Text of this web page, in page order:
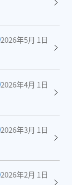
2026年5月 1日
2026年4月 1日
2026年3月 1日
2026年2月 1日